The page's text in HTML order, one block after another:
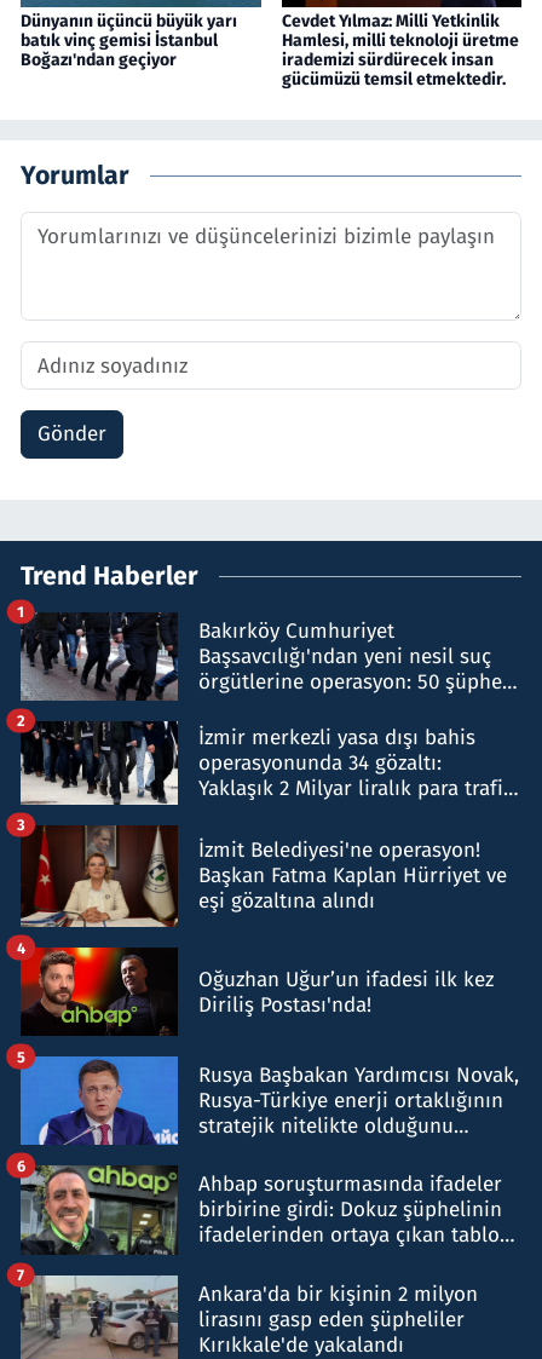
Dünyanın üçüncü büyük yarı
batık vinç gemisi İstanbul
Boğazı'ndan geçiyor
Cevdet Yılmaz: Milli Yetkinlik
Hamlesi, milli teknoloji üretme
irademizi sürdürecek insan
gücümüzü temsil etmektedir.
Yorumlar
Gönder
Trend Haberler
Bakırköy Cumhuriyet
Başsavcılığı'ndan yeni nesil suç
örgütlerine operasyon: 50 şüpheli
1
İzmir merkezli yasa dışı bahis
operasyonunda 34 gözaltı:
Yaklaşık 2 Milyar liralık para trafiği
2
İzmit Belediyesi'ne operasyon!
Başkan Fatma Kaplan Hürriyet ve
eşi gözaltına alındı
3
Oğuzhan Uğur’un ifadesi ilk kez
Diriliş Postası'nda!
4
Rusya Başbakan Yardımcısı Novak,
Rusya-Türkiye enerji ortaklığının
stratejik nitelikte olduğunu
5
Ahbap soruşturmasında ifadeler
birbirine girdi: Dokuz şüphelinin
ifadelerinden ortaya çıkan tablo
6
Ankara'da bir kişinin 2 milyon
lirasını gasp eden şüpheliler
Kırıkkale'de yakalandı
7